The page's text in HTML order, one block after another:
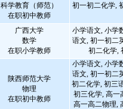
科学教育（师范）
在职初中教师
初一初二化学,
广西大学
数学
在职小学教师
小学语文, 小学
语文, 初一初二
初二化学,
陕西师范大学
物理
在职初中教师
小学语文, 小学
语文, 初一初二
初二化学, 初三
初三化学, 高一
高一高二物理,